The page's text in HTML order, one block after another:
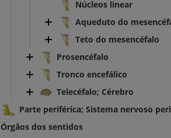
Núcleos linear
Aqueduto do
Teto do mesencéfalo
Prosencéfalo
Tronco encefálico
Telecéfalo; Cérebro
Parte periférica; Sistema nervoso
Órgãos dos sentidos